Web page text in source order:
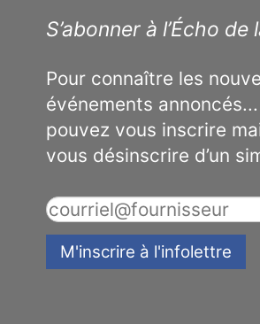
S’abonner à l’Écho de
Pour connaître les
événements
pouvez vous inscrire
vous désinscrire d’un